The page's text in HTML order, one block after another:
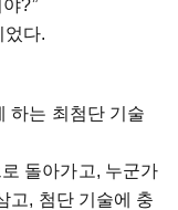
?”
었다.
하는 최첨단 기술
돌아가고, 누군가
고, 첨단 기술에 충